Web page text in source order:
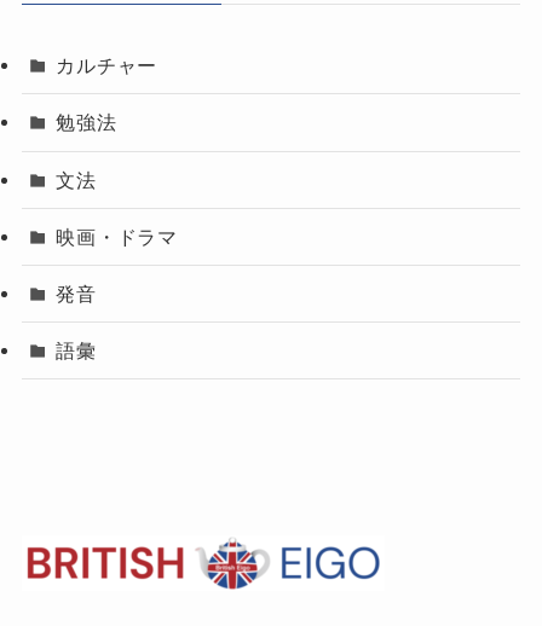
カルチャー
勉強法
文法
映画・ドラマ
発音
語彙